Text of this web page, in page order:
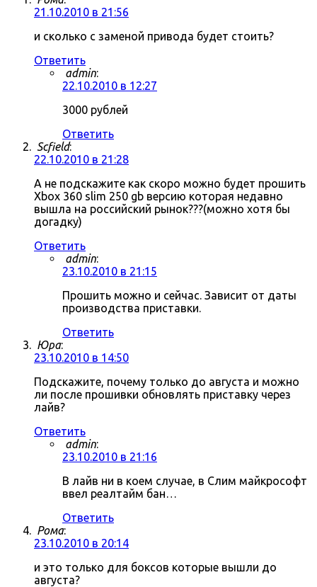
21.10.2010 в 21:56
и сколько с заменой привода будет стоить?
Ответить
admin:
22.10.2010 в 12:27
3000 рублей
Ответить
Scfield:
22.10.2010 в 21:28
А не подскажите как скоро можно будет прошить
Xbox 360 slim 250 gb версию которая недавно
вышла на российский рынок???(можно хотя бы
догадку)
Ответить
admin:
23.10.2010 в 21:15
Прошить можно и сейчас. Зависит от даты
производства приставки.
Ответить
Юра:
23.10.2010 в 14:50
Подскажите, почему только до августа и можно
ли после прошивки обновлять приставку через
лайв?
Ответить
admin:
23.10.2010 в 21:16
В лайв ни в коем случае, в Слим майкрософт
ввел реалтайм бан…
Ответить
Рома:
23.10.2010 в 20:14
и это только для боксов которые вышли до
августа?